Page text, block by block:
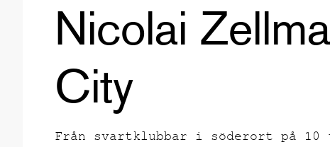
Nicolai
City
Från svartklubbar i söderort på